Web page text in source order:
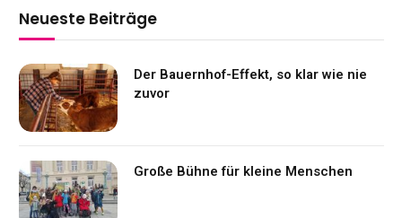
Neueste Beiträge
Der Bauernhof-Effekt, so klar wie nie
zuvor
Große Bühne für kleine Menschen